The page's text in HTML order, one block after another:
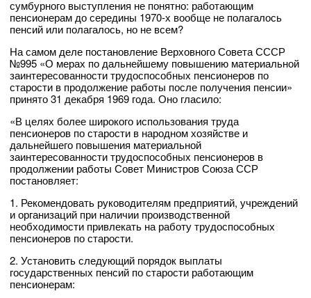
сумбурного выступления не понятно: работающим
пенсионерам до середины 1970-х вообще не полагалось
пенсий или полагалось, но не всем?
На самом деле постановление Верховного Совета СССР
№995 «О мерах по дальнейшему повышению материальной
заинтересованности трудоспособных пенсионеров по
старости в продолжение работы после получения пенсии»
принято 31 декабря 1969 года. Оно гласило:
«В целях более широкого использования труда
пенсионеров по старости в народном хозяйстве и
дальнейшего повышения материальной
заинтересованности трудоспособных пенсионеров в
продолжении работы Совет Министров Союза ССР
постановляет:
1. Рекомендовать руководителям предприятий, учреждений
и организаций при наличии производственной
необходимости привлекать на работу трудоспособных
пенсионеров по старости.
2. Установить следующий порядок выплаты
государственных пенсий по старости работающим
пенсионерам: